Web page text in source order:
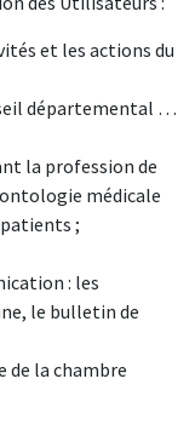
et les actions du
départemental …
la profession de
médicale
;
: les
le bulletin de
de la chambre